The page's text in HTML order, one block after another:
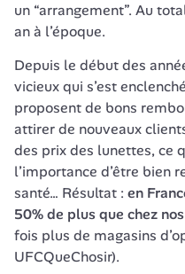
un “arrangement”. Au
an à l’époque.
Depuis le début des
vicieux qui s’est
proposent de bons
attirer de nouveaux
des prix des lunettes, ce
l’importance d’être bien
santé… Résultat : en
50% de plus que chez
fois plus de magasins
UFCQueChosir).